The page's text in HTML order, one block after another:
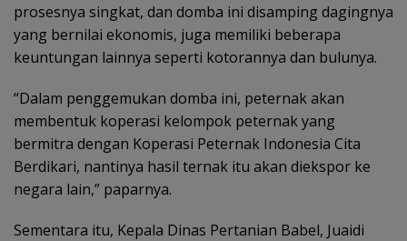
prosesnya singkat, dan domba ini disamping dagingnya
yang bernilai ekonomis, juga memiliki beberapa
keuntungan lainnya seperti kotorannya dan bulunya.
“Dalam penggemukan domba ini, peternak akan
membentuk koperasi kelompok peternak yang
bermitra dengan Koperasi Peternak Indonesia Cita
Berdikari, nantinya hasil ternak itu akan diekspor ke
negara lain,” paparnya.
Sementara itu, Kepala Dinas Pertanian Babel, Juaidi